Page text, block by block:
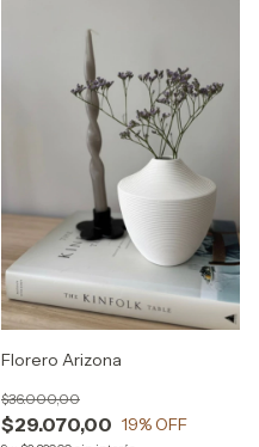
Florero Arizona
$29.070,00
$36.000,00
19% OFF